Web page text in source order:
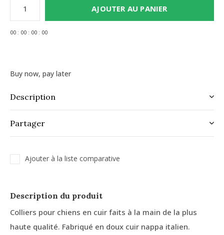
AJOUTER AU PANIER
00 : 00 : 00 : 00
Buy now, pay later
Description
Partager
Ajouter à la liste comparative
Description du produit
Colliers pour chiens en cuir faits à la main de la plus
haute qualité. Fabriqué en doux cuir nappa italien.